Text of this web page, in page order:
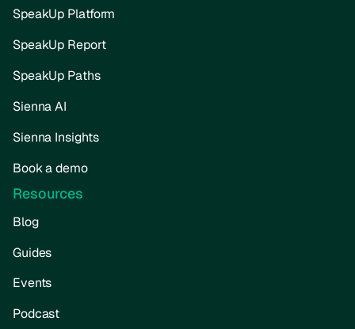
SpeakUp Platform
SpeakUp Report
SpeakUp Paths
Sienna AI
Sienna Insights
Book a demo
Resources
Blog
Guides
Events
Podcast